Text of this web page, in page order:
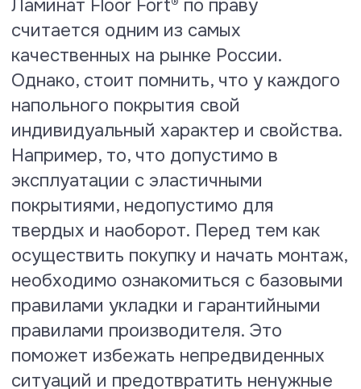
По результатам испытаний
присвоены значения:
теплопроводность: 0, 157 W (m*K),
термическое сопротивление R
0.065 (m₂*K/W), что показывает
полную совместимость ламината
Floor Fort под использование с
системами теплый пол с нагревом
не выше + 29⁰ С.
Посмотреть сертификат